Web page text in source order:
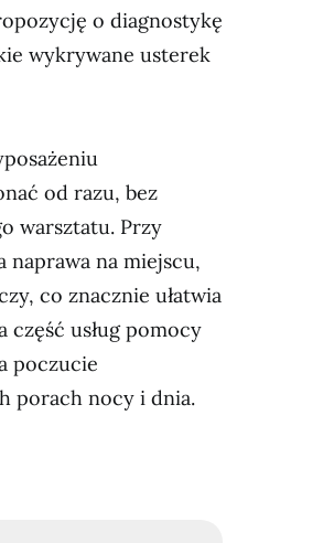
o diagnostykę
wykrywane usterek
od razu, bez
warsztatu. Przy
naprawa na miejscu,
co znacznie ułatwia
usług pomocy
poczucie
porach nocy i dnia.